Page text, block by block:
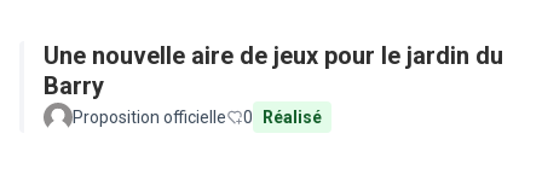
Une nouvelle aire de jeux pour le jardin du
Barry
Proposition officielle 0 Réalisé